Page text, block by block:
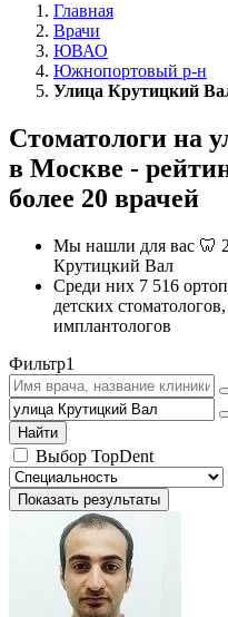
Главная
Врачи
ЮВАО
Южнопортовый р-н
Улица Крутицкий
Стоматологи на
в Москве -
более 20 врачей
Мы нашли для вас 🦷
Крутицкий Вал
Среди них 7 516
детских
имплантологов
Фильтр1
Найти
Выбор TopDent
Показать результаты